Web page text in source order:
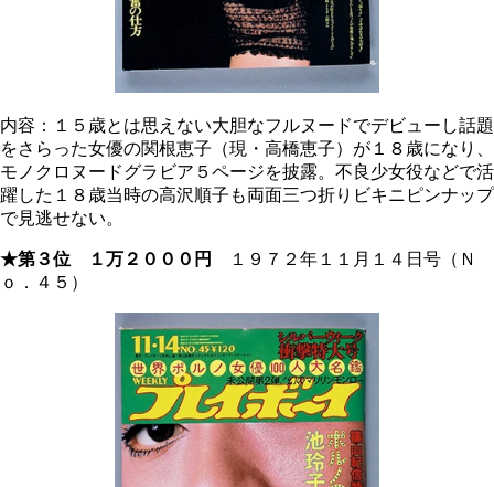
内容：１５歳とは思えない大胆なフルヌードでデビューし話題
をさらった女優の関根恵子（現・高橋恵子）が１８歳になり、
モノクロヌードグラビア５ページを披露。不良少女役などで活
躍した１８歳当時の高沢順子も両面三つ折りビキニピンナップ
で見逃せない。
★第３位 １万２０００円
１９７２年１１月１４日号（Ｎ
ｏ．４５）